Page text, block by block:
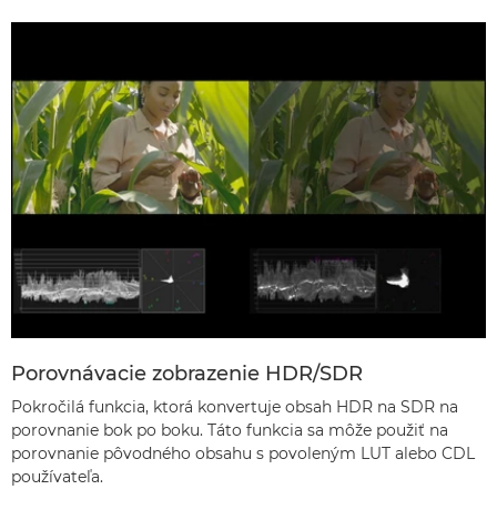
Porovnávacie zobrazenie HDR/SDR
Pokročilá funkcia, ktorá konvertuje obsah HDR na SDR na
porovnanie bok po boku. Táto funkcia sa môže použiť na
porovnanie pôvodného obsahu s povoleným LUT alebo CDL
používateľa.